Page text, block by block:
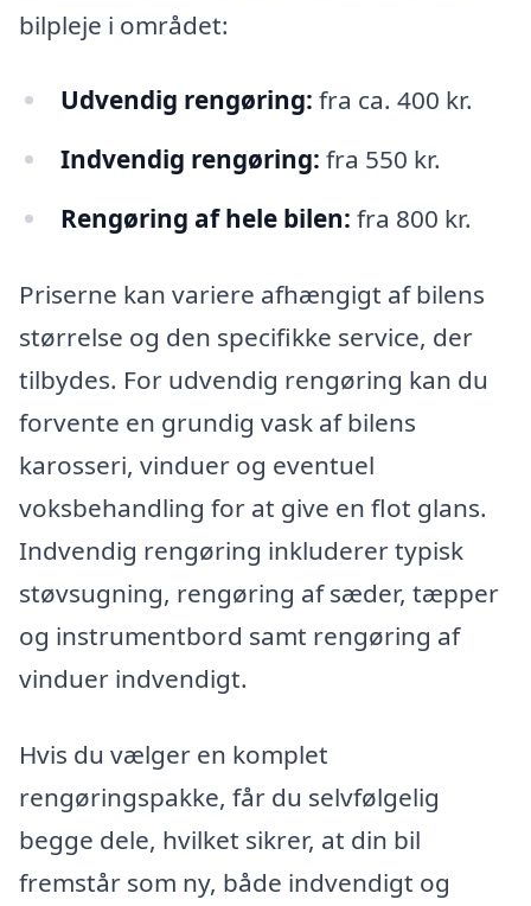
bilpleje i området:
Udvendig rengøring: fra ca. 400 kr.
Indvendig rengøring: fra 550 kr.
Rengøring af hele bilen: fra 800 kr.
Priserne kan variere afhængigt af bilens
størrelse og den specifikke service, der
tilbydes. For udvendig rengøring kan du
forvente en grundig vask af bilens
karosseri, vinduer og eventuel
voksbehandling for at give en flot glans.
Indvendig rengøring inkluderer typisk
støvsugning, rengøring af sæder, tæpper
og instrumentbord samt rengøring af
vinduer indvendigt.
Hvis du vælger en komplet
rengøringspakke, får du selvfølgelig
begge dele, hvilket sikrer, at din bil
fremstår som ny, både indvendigt og